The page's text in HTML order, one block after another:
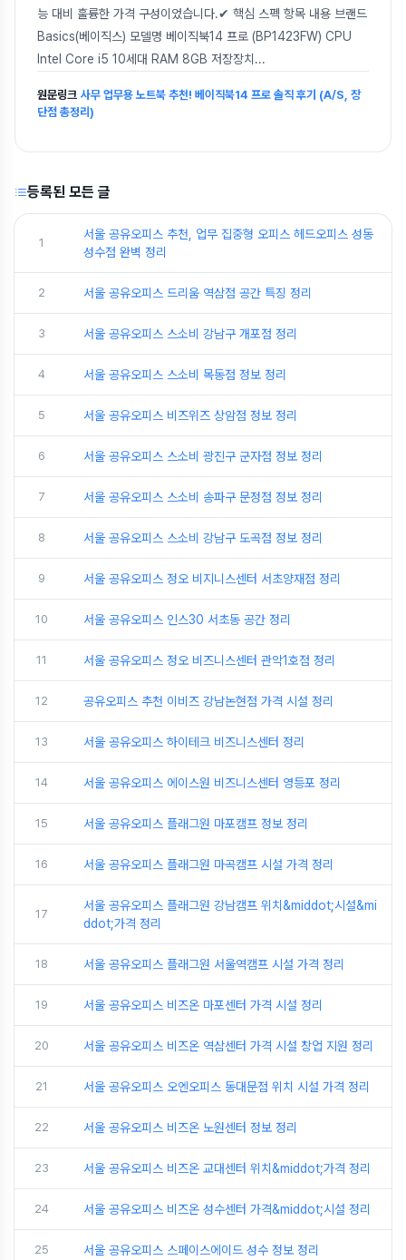
능 대비 훌륭한 가격 구성이었습니다.✔ 핵심 스펙 항목 내용 브랜드
Basics(베이직스) 모델명 베이직북14 프로 (BP1423FW) CPU
Intel Core i5 10세대 RAM 8GB 저장장치 ...
원문링크 사무 업무용 노트북 추천! 베이직북14 프로 솔직 후기 (A/S, 장
단점 총정리)
등록된 모든 글
1
서울 공유오피스 추천, 업무 집중형 오피스 헤드오피스 성동
성수점 완벽 정리
2 서울 공유오피스 드리움 역삼점 공간 특징 정리
3 서울 공유오피스 스소비 강남구 개포점 정리
4 서울 공유오피스 스소비 목동점 정보 정리
5 서울 공유오피스 비즈위즈 상암점 정보 정리
6 서울 공유오피스 스소비 광진구 군자점 정보 정리
7 서울 공유오피스 스소비 송파구 문정점 정보 정리
8 서울 공유오피스 스소비 강남구 도곡점 정보 정리
9 서울 공유오피스 정오 비지니스센터 서초양재점 정리
10 서울 공유오피스 인스30 서초동 공간 정리
11 서울 공유오피스 정오 비즈니스센터 관악1호점 정리
12 공유오피스 추천 이비즈 강남논현점 가격 시설 정리
13 서울 공유오피스 하이테크 비즈니스센터 정리
14 서울 공유오피스 에이스원 비즈니스센터 영등포 정리
15 서울 공유오피스 플래그원 마포캠프 정보 정리
16 서울 공유오피스 플래그원 마곡캠프 시설 가격 정리
17
서울 공유오피스 플래그원 강남캠프 위치&middot;시설&mi
ddot;가격 정리
18 서울 공유오피스 플래그원 서울역캠프 시설 가격 정리
19 서울 공유오피스 비즈온 마포센터 가격 시설 정리
20 서울 공유오피스 비즈온 역삼센터 가격 시설 창업 지원 정리
21 서울 공유오피스 오엔오피스 동대문점 위치 시설 가격 정리
22 서울 공유오피스 비즈온 노원센터 정보 정리
23 서울 공유오피스 비즈온 교대센터 위치&middot;가격 정리
24 서울 공유오피스 비즈온 성수센터 가격&middot;시설 정리
25 서울 공유오피스 스페이스에이드 성수 정보 정리